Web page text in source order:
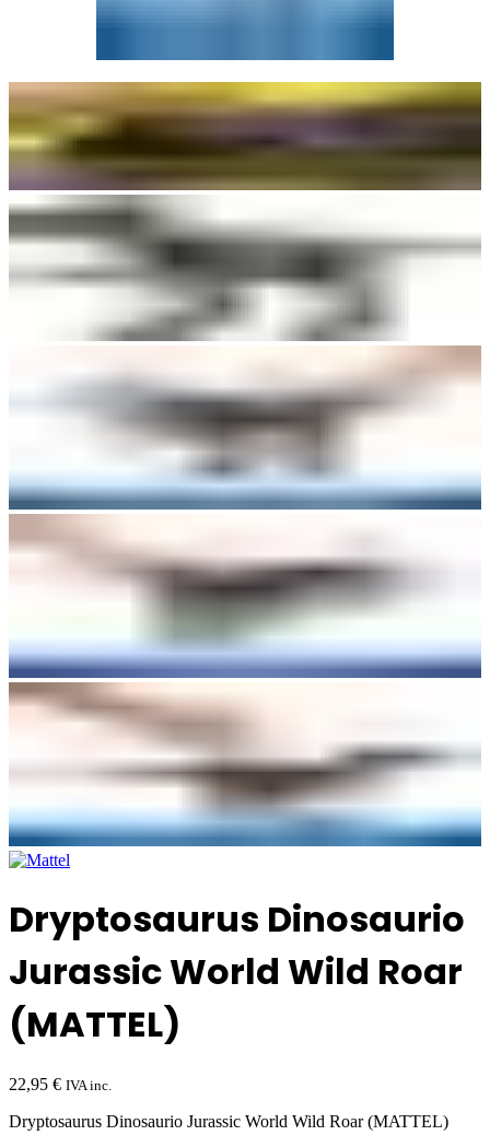
Dryptosaurus Dinosaurio
Jurassic World Wild Roar
(MATTEL)
22,95 € IVA inc.
Dryptosaurus Dinosaurio Jurassic World Wild Roar (MATTEL)